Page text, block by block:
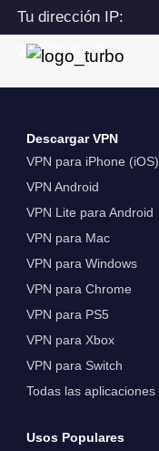
Tu dirección IP:
216.73.217.7
Descargar VPN
VPN para iPhone (iOS)
VPN Android
VPN Lite para Android
VPN para Mac
VPN para Windows
VPN para Chrome
VPN para PS5
VPN para Xbox
VPN para Switch
Todas las aplicaciones
Usos Populares